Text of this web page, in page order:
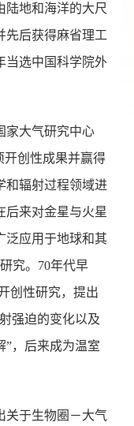
陆地和海洋的大尺
先后获得麻省理工
当选中国科学院外
家大气研究中心
开创性成果并赢得
和辐射过程领域进
后来对金星与火星
泛应用于地球和其
究。70年代早
创性研究，提出
强迫的变化以及
”，后来成为温室
关于生物圈－大气